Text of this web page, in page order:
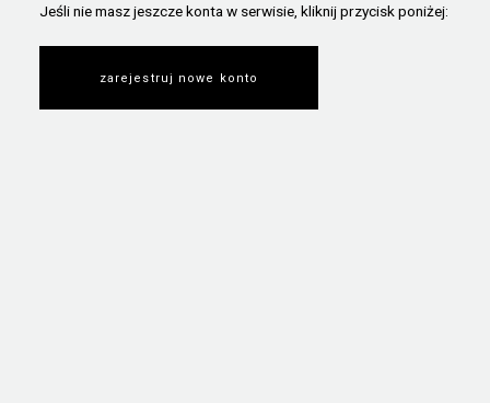
Jeśli nie masz jeszcze konta w serwisie, kliknij przycisk poniżej:
zarejestruj nowe konto